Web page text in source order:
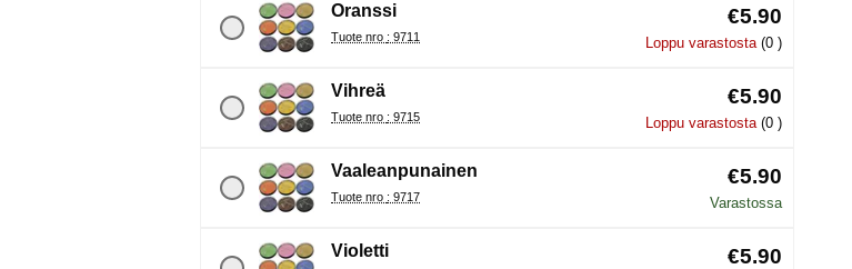
Oranssi
Tuote nro : 9711
€5.90
Loppu varastosta (0 )
Vihreä
Tuote nro : 9715
€5.90
Loppu varastosta (0 )
Vaaleanpunainen
Tuote nro : 9717
€5.90
Varastossa
Violetti €5.90